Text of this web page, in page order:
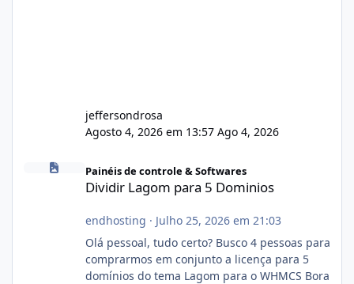
jeffersondrosa
Agosto 4, 2026 em 13:57 Ago 4, 2026
Dividir Lagom para 5 Dominios
Painéis de controle & Softwares
Dividir Lagom para 5 Dominios
endhosting · Julho 25, 2026 em 21:03
Olá pessoal, tudo certo? Busco 4 pessoas para
comprarmos em conjunto a licença para 5
domínios do tema Lagom para o WHMCS Bora